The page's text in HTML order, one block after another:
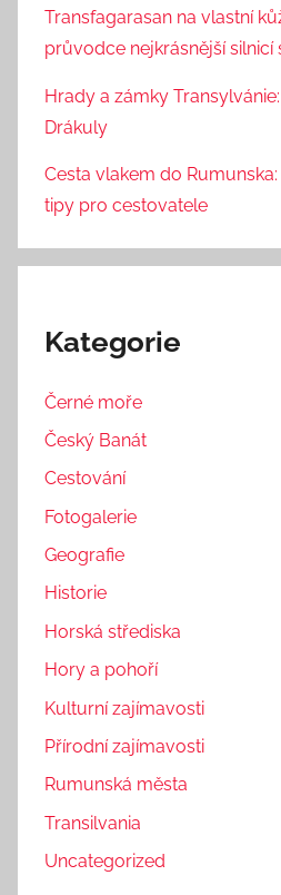
Transfagarasan na vlastní
průvodce nejkrásnější silnicí
Hrady a zámky
Drákuly
Cesta vlakem do
tipy pro cestovatele
Kategorie
Černé moře
Český Banát
Cestování
Fotogalerie
Geografie
Historie
Horská střediska
Hory a pohoří
Kulturní zajímavosti
Přírodní zajímavosti
Rumunská města
Transilvania
Uncategorized